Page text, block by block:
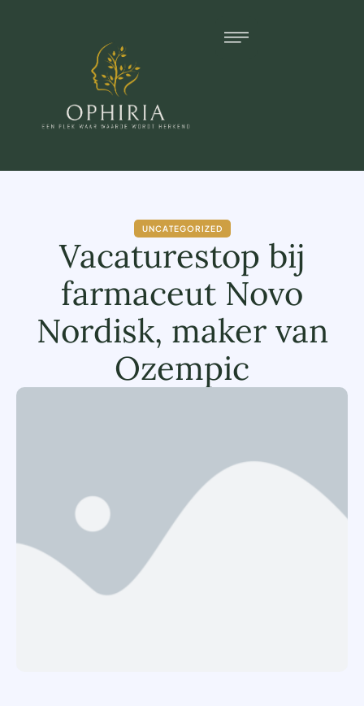
UNCATEGORIZED
Vacaturestop bij
farmaceut Novo
Nordisk, maker van
Ozempic